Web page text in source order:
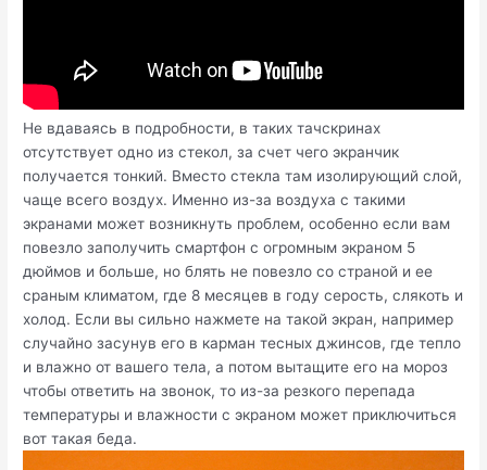
Не вдаваясь в подробности, в таких тачскринах
отсутствует одно из стекол, за счет чего экранчик
получается тонкий. Вместо стекла там изолирующий слой,
чаще всего воздух. Именно из-за воздуха с такими
экранами может возникнуть проблем, особенно если вам
повезло заполучить смартфон с огромным экраном 5
дюймов и больше, но блять не повезло со страной и ее
сраным климатом, где 8 месяцев в году серость, слякоть и
холод. Если вы сильно нажмете на такой экран, например
случайно засунув его в карман тесных джинсов, где тепло
и влажно от вашего тела, а потом вытащите его на мороз
чтобы ответить на звонок, то из-за резкого перепада
температуры и влажности с экраном может приключиться
вот такая беда.